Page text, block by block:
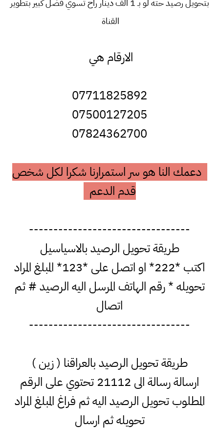
بتحويل رصيد حته لو بـ 1 الف دينار راح تسوي فضل كبير بتطوير
القناة
الارقام هي
07711825892
07500127205
07824362700
دعمك النا هو سر استمرارنا شكرا لكل شخص
قدم الدعم
---------------------------------
طريقة تحويل الرصيد بالاسياسيل
اكتب *222* او اتصل على *123* المبلغ المراد
تحويله * رقم الهاتف المرسل اليه الرصيد # ثم
اتصال
---------------------------------
طريقة تحويل الرصيد بالعراقنا ( زين )
ارسالة رسالة الى 21112 تحتوي على الرقم
المطلوب تحويل الرصيد اليه ثم فراغ المبلغ المراد
تحويله ثم ارسال